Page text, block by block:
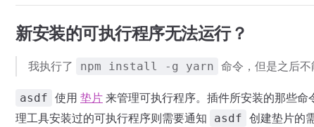
新安装的可执行程序无法运行？
我执行了 npm install -g yarn 命令，但是之后
asdf 使用 垫片 来管理可执行程序。插件所安装的那些命
理工具安装过的可执行程序则需要通知
asdf 创建垫片的